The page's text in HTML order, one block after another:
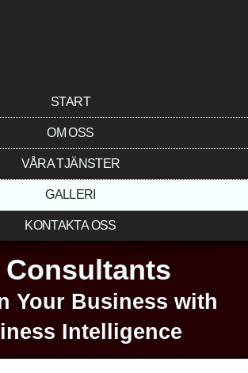
START
OM OSS
VÅRA TJÄNSTER
GALLERI
KONTAKTA OSS
Consultants
Your Business with
Intelligence